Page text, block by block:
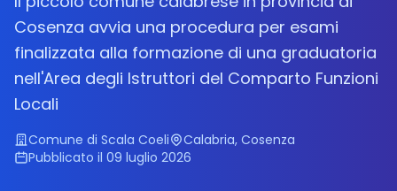
Cosenza avvia una procedura per esami
finalizzata alla formazione di una graduatoria
nell'Area degli Istruttori del Comparto Funzioni
Locali
Comune di Scala Coeli
Calabria, Cosenza
Pubblicato il 09 luglio 2026